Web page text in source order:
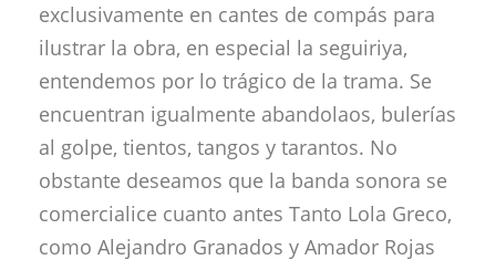
exclusivamente en cantes de compás para
ilustrar la obra, en especial la seguiriya,
entendemos por lo trágico de la trama. Se
encuentran igualmente abandolaos, bulerías
al golpe, tientos, tangos y tarantos. No
obstante deseamos que la banda sonora se
comercialice cuanto antes Tanto Lola Greco,
como Alejandro Granados y Amador Rojas